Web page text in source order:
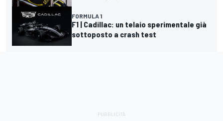
FORMULA 1
F1 | Cadillac: un telaio sperimentale già
sottoposto a crash test